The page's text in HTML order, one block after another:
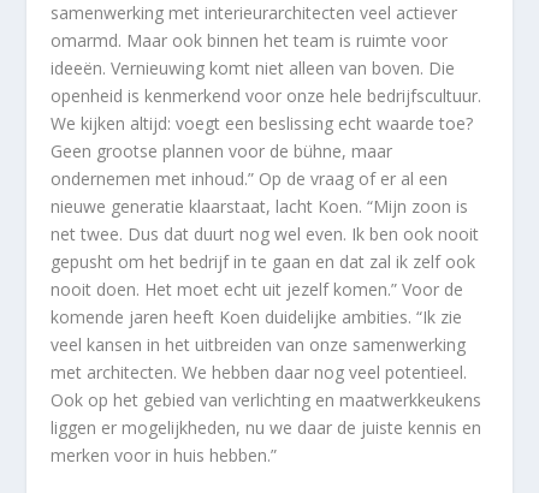
samenwerking met interieurarchitecten veel actiever
omarmd. Maar ook binnen het team is ruimte voor
ideeën. Vernieuwing komt niet alleen van boven. Die
openheid is kenmerkend voor onze hele bedrijfscultuur.
We kijken altijd: voegt een beslissing echt waarde toe?
Geen grootse plannen voor de bühne, maar
ondernemen met inhoud.” Op de vraag of er al een
nieuwe generatie klaarstaat, lacht Koen. “Mijn zoon is
net twee. Dus dat duurt nog wel even. Ik ben ook nooit
gepusht om het bedrijf in te gaan en dat zal ik zelf ook
nooit doen. Het moet echt uit jezelf komen.” Voor de
komende jaren heeft Koen duidelijke ambities. “Ik zie
veel kansen in het uitbreiden van onze samenwerking
met architecten. We hebben daar nog veel potentieel.
Ook op het gebied van verlichting en maatwerkkeukens
liggen er mogelijkheden, nu we daar de juiste kennis en
merken voor in huis hebben.”